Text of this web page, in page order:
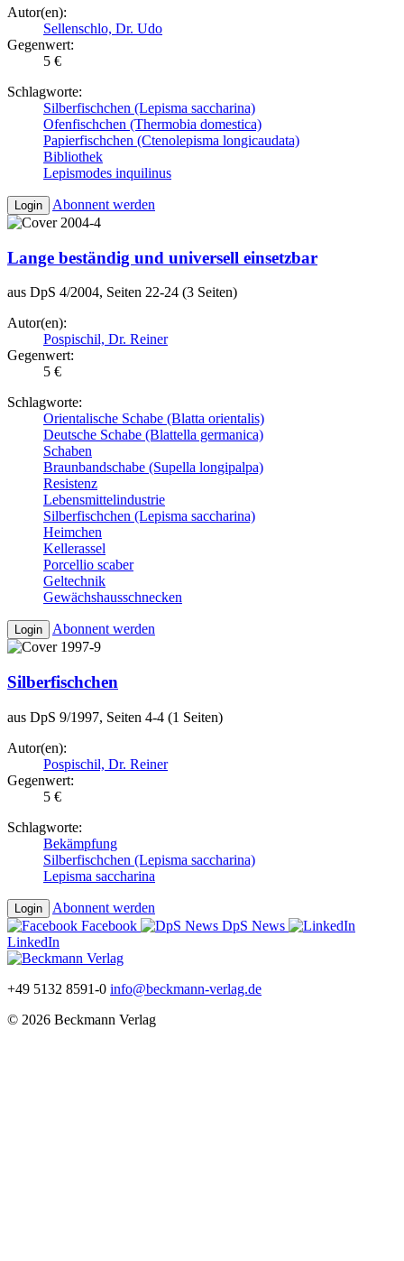
Autor(en):
Sellenschlo, Dr. Udo
Gegenwert:
5 €
Schlagworte:
Silberfischchen (Lepisma saccharina)
Ofenfischchen (Thermobia domestica)
Papierfischchen (Ctenolepisma longicaudata)
Bibliothek
Lepismodes inquilinus
Login Abonnent werden
Lange beständig und universell einsetzbar
aus DpS 4/2004, Seiten 22-24 (3 Seiten)
Autor(en):
Pospischil, Dr. Reiner
Gegenwert:
5 €
Schlagworte:
Orientalische Schabe (Blatta orientalis)
Deutsche Schabe (Blattella germanica)
Schaben
Braunbandschabe (Supella longipalpa)
Resistenz
Lebensmittelindustrie
Silberfischchen (Lepisma saccharina)
Heimchen
Kellerassel
Porcellio scaber
Geltechnik
Gewächshausschnecken
Login Abonnent werden
Silberfischchen
aus DpS 9/1997, Seiten 4-4 (1 Seiten)
Autor(en):
Pospischil, Dr. Reiner
Gegenwert:
5 €
Schlagworte:
Bekämpfung
Silberfischchen (Lepisma saccharina)
Lepisma saccharina
Login
Abonnent werden
Facebook
DpS News
LinkedIn
+49 5132 8591-0 info@beckmann-verlag.de
© 2026 Beckmann Verlag